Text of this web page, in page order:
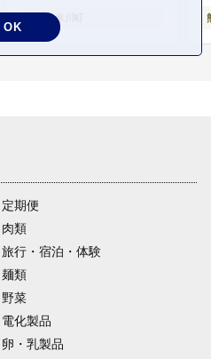
熊本県 氷川町
定期便
肉類
旅行・宿泊・体験
麺類
野菜
電化製品
卵・乳製品
OK